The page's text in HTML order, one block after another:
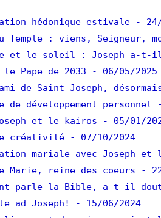
hédonique estivale
-
Temple : viens, Seigneur,
et le soleil : Joseph a-t-il
Pape de 2033
- 06/05/2025
de Saint Joseph,
développement personnel
et le kairos
- 05/01/
créativité
- 07/10/2024
mariale avec Joseph et
Marie, reine des coeurs
-
parle la Bible, a-t-il
ad Joseph!
- 15/06/2024